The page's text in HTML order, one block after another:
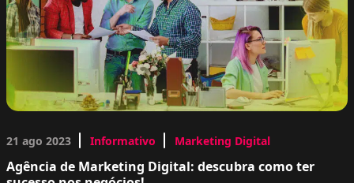
21 ago 2023 Informativo Marketing Digital
Agência de Marketing Digital: descubra como ter